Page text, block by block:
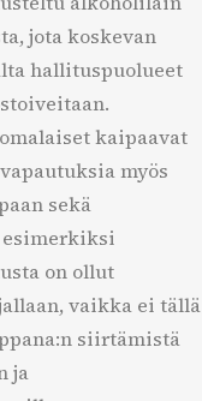
jota koskevan
hallituspuolueet
kaipaavat
myös
sekä
on ollut
vaikka ei tällä
siirtämistä
ja